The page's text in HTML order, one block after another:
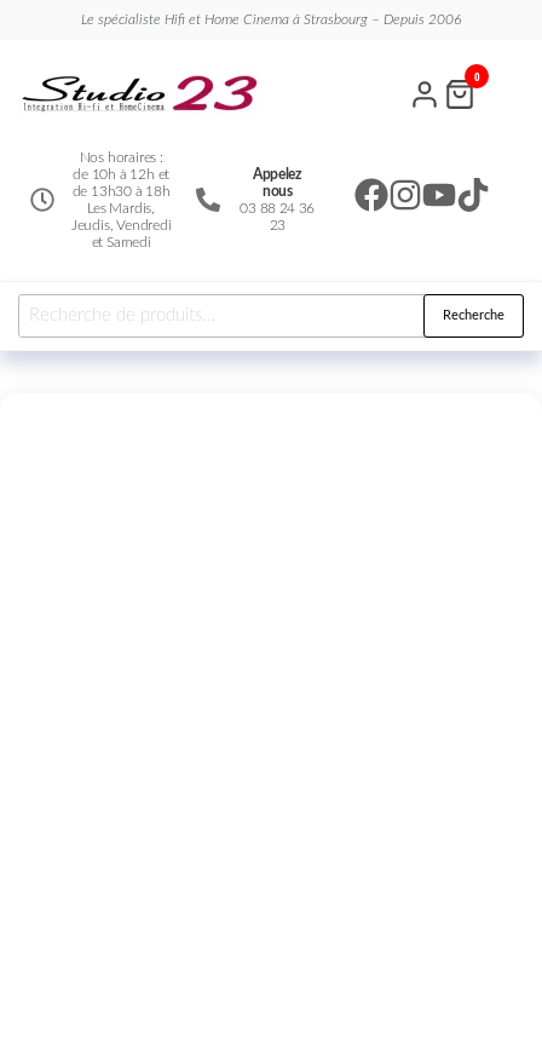
Le spécialiste Hifi et Home Cinema à Strasbourg – Depuis 2006
Nos horaires :
de 10h à 12h et
de 13h30 à 18h
Les Mardis,
Jeudis, Vendredi
et Samedi
Appelez
nous
03 88 24 36
23
0
Recherche